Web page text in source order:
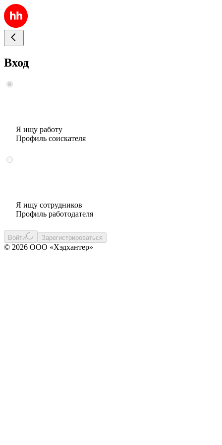
Вход
Я ищу работу
Профиль соискателя
Я ищу сотрудников
Профиль работодателя
Войти Зарегистрироваться
© 2026 ООО «Хэдхантер»